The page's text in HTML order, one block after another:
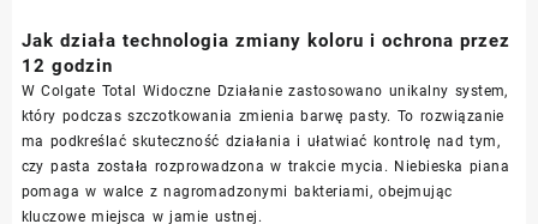
Jak działa technologia zmiany koloru i ochrona przez
12 godzin
W Colgate Total Widoczne Działanie zastosowano unikalny system,
który podczas szczotkowania zmienia barwę pasty. To rozwiązanie
ma podkreślać skuteczność działania i ułatwiać kontrolę nad tym,
czy pasta została rozprowadzona w trakcie mycia. Niebieska piana
pomaga w walce z nagromadzonymi bakteriami, obejmując
kluczowe miejsca w jamie ustnej.